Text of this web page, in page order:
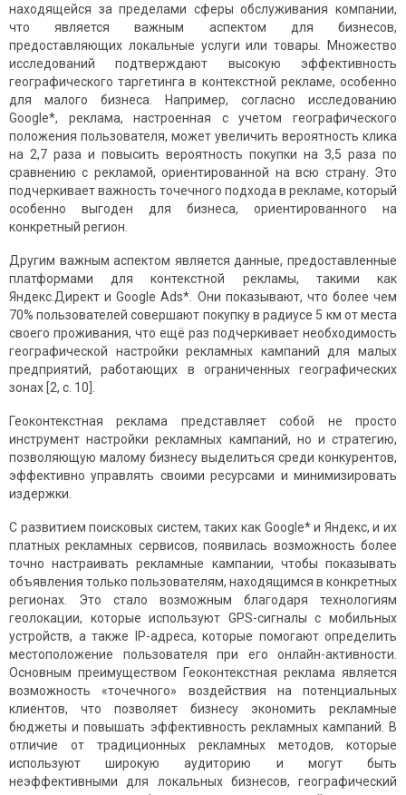
находящейся за пределами сферы обслуживания компании,
что является важным аспектом для бизнесов,
предоставляющих локальные услуги или товары. Множество
исследований подтверждают высокую эффективность
географического таргетинга в контекстной рекламе, особенно
для малого бизнеса. Например, согласно исследованию
Google*, реклама, настроенная с учетом географического
положения пользователя, может увеличить вероятность клика
на 2,7 раза и повысить вероятность покупки на 3,5 раза по
сравнению с рекламой, ориентированной на всю страну. Это
подчеркивает важность точечного подхода в рекламе, который
особенно выгоден для бизнеса, ориентированного на
конкретный регион.
Другим важным аспектом является данные, предоставленные
платформами для контекстной рекламы, такими как
Яндекс.Директ и Google Ads*. Они показывают, что более чем
70% пользователей совершают покупку в радиусе 5 км от места
своего проживания, что ещё раз подчеркивает необходимость
географической настройки рекламных кампаний для малых
предприятий, работающих в ограниченных географических
зонах [2, c. 10].
Геоконтекстная реклама представляет собой не просто
инструмент настройки рекламных кампаний, но и стратегию,
позволяющую малому бизнесу выделиться среди конкурентов,
эффективно управлять своими ресурсами и минимизировать
издержки.
С развитием поисковых систем, таких как Google* и Яндекс, и их
платных рекламных сервисов, появилась возможность более
точно настраивать рекламные кампании, чтобы показывать
объявления только пользователям, находящимся в конкретных
регионах. Это стало возможным благодаря технологиям
геолокации, которые используют GPS-сигналы с мобильных
устройств, а также IP-адреса, которые помогают определить
местоположение пользователя при его онлайн-активности.
Основным преимуществом Геоконтекстная реклама является
возможность «точечного» воздействия на потенциальных
клиентов, что позволяет бизнесу экономить рекламные
бюджеты и повышать эффективность рекламных кампаний. В
отличие от традиционных рекламных методов, которые
используют широкую аудиторию и могут быть
неэффективными для локальных бизнесов, географический